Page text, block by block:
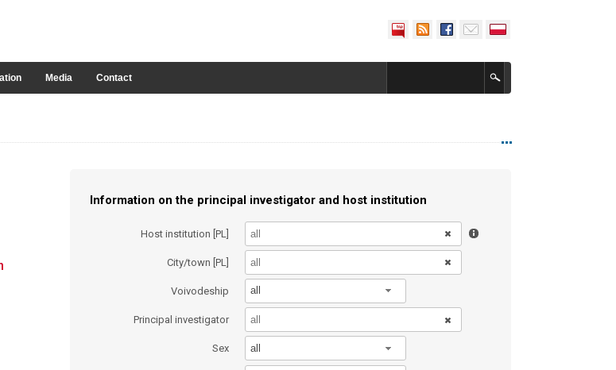
Media Contact
Information on the principal investigator and host institution
Host institution [PL]
City/town [PL]
Voivodeship all
Principal investigator
Sex all